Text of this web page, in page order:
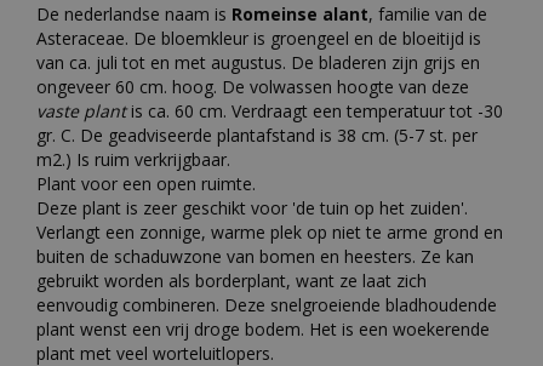
De nederlandse naam is Romeinse alant, familie van de
Asteraceae. De bloemkleur is groengeel en de bloeitijd is
van ca. juli tot en met augustus. De bladeren zijn grijs en
ongeveer 60 cm. hoog. De volwassen hoogte van deze
vaste plantis ca. 60 cm. Verdraagt een temperatuur tot -30
gr. C. De geadviseerde plantafstand is 38 cm. (5-7 st. per
m2.) Is ruim verkrijgbaar.
Plant voor een open ruimte.
Deze plant is zeer geschikt voor 'de tuin op het zuiden'.
Verlangt een zonnige, warme plek op niet te arme grond en
buiten de schaduwzone van bomen en heesters. Ze kan
gebruikt worden als borderplant, want ze laat zich
eenvoudig combineren. Deze snelgroeiende bladhoudende
plant wenst een vrij droge bodem. Het is een woekerende
plant met veel worteluitlopers.